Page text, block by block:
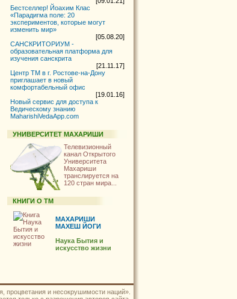
Бестселлер! Йоахим Клас
«Парадигма поле: 20
экспериментов, которые могут
изменить мир»
[05.08.20]
САНСКРИТОРИУМ -
образовательная платформа для
изучения санскрита
[21.11.17]
Центр ТМ в г. Ростове-на-Дону
приглашает в новый
комфортабельный офис
[19.01.16]
Новый сервис для доступа к
Ведическому знанию
MaharishiVedaApp.com
УНИВЕРСИТЕТ МАХАРИШИ
Телевизионный
канал Открытого
Университета
Махариши
транслируется на
120 стран мира...
КНИГИ О ТМ
МАХАРИШИ
МАХЕШ ЙОГИ
Наука Бытия и
искусство жизни
процветания и несокрушимости наций».